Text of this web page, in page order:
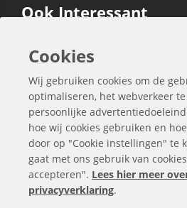
Ook Interessant
Contactgegevens
Cookies
Wij gebruiken cookies om de
optimaliseren, het webverkeer
persoonlijke
hoe wij cookies gebruiken en
door op "Cookie instellingen" te
gaat met ons gebruik van
accepteren". Lees hier meer
privacyverklaring.